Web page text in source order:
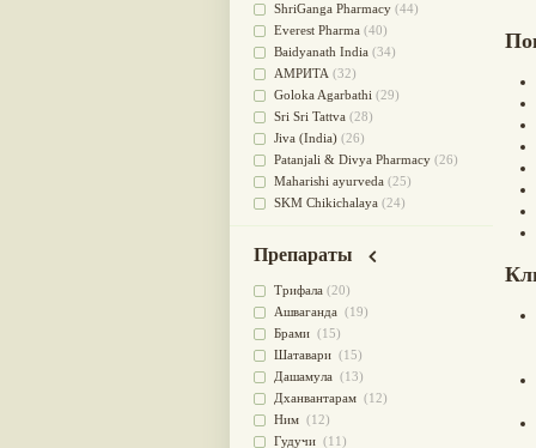
От паразитов(37)
При расстройстве желудка
Успокоительное(36)
Для глаз(34)
от геморроя(34)
Противовоспалительное
Для Питта доши
Для сердца(32)
Для сосудов головного мозга
(32)
Для лица(31)
Употребление в пищу
Ароматерапия(29)
Жаропонижающее
для памяти (28)
для почек(28)
Обезболивающие (28)
Слабительное
Афродизиак(27)
ShriGanga Pharmacy (44)
Everest Pharma (40)
Baidyanath India (34)
АМРИТА (32)
Goloka Agarbathi (29)
Sri Sri Tattva (28)
Jiva (India) (26)
Patanjali & Divya Pharmacy (26)
Maharishi ayurveda (25)
SKM Chikichalaya (24)
CONCENTRATES LTD (India)
CHARAK PHARMA
Satya Sai(20)
Vyas(20)
Bipha(19)
Kerala Ayurveda
Organic India pvt ltd
Lalita (16)
Ashtang Herbals
Препараты
Трифала (20)
Ашваганда (19)
Брами (15)
Шатавари (15)
Дашамула (13)
Дханвантарам (12)
Ним (12)
Гудучи (11)